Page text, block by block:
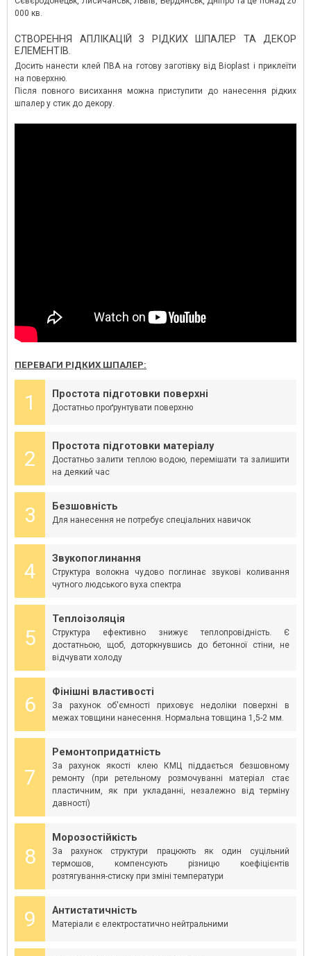
000 кв.
СТВОРЕННЯ АПЛІКАЦІЙ З РІДКИХ ШПАЛЕР ТА ДЕКОР
ЕЛЕМЕНТІВ.
Досить нанести клей ПВА на готову заготівку від Bioplast і приклеїти
на поверхню.
Після повного висихання можна приступити до нанесення рідких
шпалер у стик до декору.
ПЕРЕВАГИ РІДКИХ ШПАЛЕР:
1 Простота підготовки поверхні
Достатньо проґрунтувати поверхню
2
Простота підготовки матеріалу
Достатньо залити теплою водою, перемішати та залишити
на деякий час
3 Безшовність
Для нанесення не потребує спеціальних навичок
4
Звукопоглинання
Структура волокна чудово поглинає звукові коливання
чутного людського вуха спектра
5
Теплоізоляція
Структура ефективно знижує теплопровідність. Є
достатньою, щоб, доторкнувшись до бетонної стіни, не
відчувати холоду
6
Фінішні властивості
За рахунок об'ємності приховує недоліки поверхні в
межах товщини нанесення. Нормальна товщина 1,5-2 мм.
7
Ремонтопридатність
За рахунок якості клею КМЦ піддається безшовному
ремонту (при ретельному розмочуванні матеріал стає
пластичним, як при укладанні, незалежно від терміну
давності)
8
Морозостійкість
За рахунок структури працюють як один суцільний
термошов, компенсують різницю коефіцієнтів
розтягування-стиску при зміні температури
9 Антистатичність
Матеріали є електростатично нейтральними